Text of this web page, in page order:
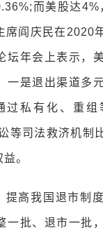
而美股达4%
席阎庆民在2020
坛年会上表示，
一是退出渠道多
过私有化、重组
等司法救济机制
。
提高我国退市制
一批、退市一批